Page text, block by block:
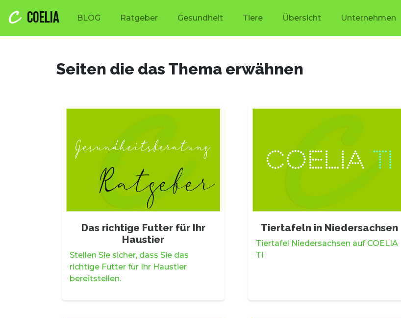
COELIA BLOG Ratgeber Gesundheit Tiere Übersicht Unternehmen
Seiten die das Thema erwähnen
Das richtige Futter für Ihr
Haustier
Stellen Sie sicher, dass Sie das
richtige Futter für Ihr Haustier
bereitstellen.
Tiertafeln in Niedersachsen
Tiertafel Niedersachsen auf COELIA
TI